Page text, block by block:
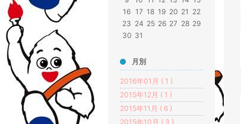
16 17 18 19 20 21 22
23 24 25 26 27 28 29
30 31
月別
2016年01月 ( 1 )
2015年12月 ( 1 )
2015年11月 ( 6 )
2015年10月 ( 3 )